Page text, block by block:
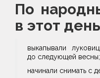
По
в этот
выкапывали
до следующей весны;
начинали снимать с